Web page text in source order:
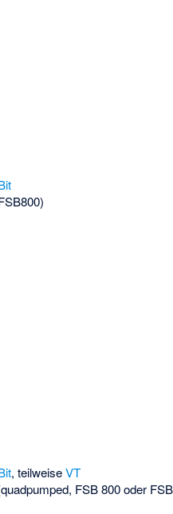
, teilweiseVT
FSB 800 oder